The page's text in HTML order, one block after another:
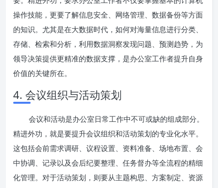
操作技能，更要了解信息安全、网络管理、数据备份等方面
的知识。尤其是在大数据时代，如何对海量信息进行分类、
存储、检索和分析，利用数据洞察发现问题、预测趋势，为
领导决策提供更精准的数据支撑，是办公室工作者提升自身
价值的关键所在。
4. 会议组织与活动策划
会议和活动是办公室日常工作中不可或缺的组成部分。
精进外功，就是要提升会议组织和活动策划的专业化水平。
这包括会前需求调研、议程设置、资料准备、场地布置、会
中协调、记录以及会后纪要整理、任务督办等全流程的精细
化管理。对于活动策划，则要从主题构思、方案制定、资源